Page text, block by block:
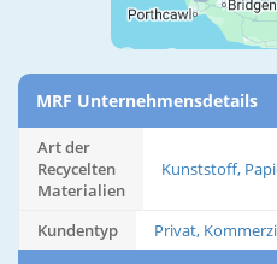
MRF Unternehmensdetails
Art der
Recycelten
Materialien
Kunststoff,
Kundentyp Privat,